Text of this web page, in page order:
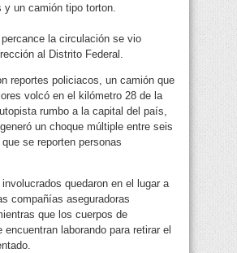
y un camión tipo torton.
la circulación se vio
al Distrito Federal.
reportes policiacos, un camión que
volcó en el kilómetro 28 de la
rumbo a la capital del país,
un choque múltiple entre seis
se reporten personas
quedaron en el lugar a
compañías aseguradoras
que los cuerpos de
encuentran laborando para retirar el